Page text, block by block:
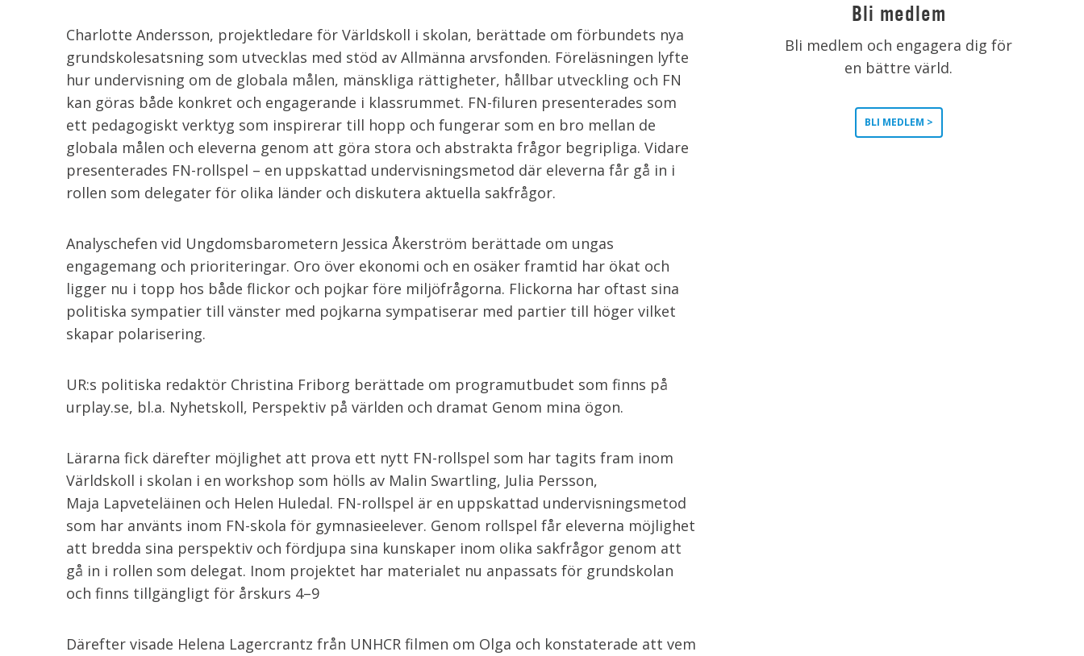
Charlotte Andersson, projektledare för Världskoll i skolan, berättade om förbundets nya
grundskolesatsning som utvecklas med stöd av Allmänna arvsfonden. Föreläsningen lyfte
hur undervisning om de globala målen, mänskliga rättigheter, hållbar utveckling och FN
kan göras både konkret och engagerande i klassrummet. FN-filuren presenterades som
ett pedagogiskt verktyg som inspirerar till hopp och fungerar som en bro mellan de
globala målen och eleverna genom att göra stora och abstrakta frågor begripliga. Vidare
presenterades FN-rollspel – en uppskattad undervisningsmetod där eleverna får gå in i
rollen som delegater för olika länder och diskutera aktuella sakfrågor.
Analyschefen vid Ungdomsbarometern Jessica Åkerström berättade om ungas
engagemang och prioriteringar. Oro över ekonomi och en osäker framtid har ökat och
ligger nu i topp hos både flickor och pojkar före miljöfrågorna. Flickorna har oftast sina
politiska sympatier till vänster med pojkarna sympatiserar med partier till höger vilket
skapar polarisering.
UR:s politiska redaktör Christina Friborg berättade om programutbudet som finns på
urplay.se, bl.a. Nyhetskoll, Perspektiv på världen och dramat Genom mina ögon.
Lärarna fick därefter möjlighet att prova ett nytt FN-rollspel som har tagits fram inom
Världskoll i skolan i en workshop som hölls av Malin Swartling, Julia Persson,
Maja Lapveteläinen och Helen Huledal. FN-rollspel är en uppskattad undervisningsmetod
som har använts inom FN-skola för gymnasieelever. Genom rollspel får eleverna möjlighet
att bredda sina perspektiv och fördjupa sina kunskaper inom olika sakfrågor genom att
gå in i rollen som delegat. Inom projektet har materialet nu anpassats för grundskolan
och finns tillgängligt för årskurs 4–9
Därefter visade Helena Lagercrantz från UNHCR filmen om Olga och konstaterade att vem
Bli medlem
Bli medlem och engagera dig för
en bättre värld.
BLI MEDLEM >